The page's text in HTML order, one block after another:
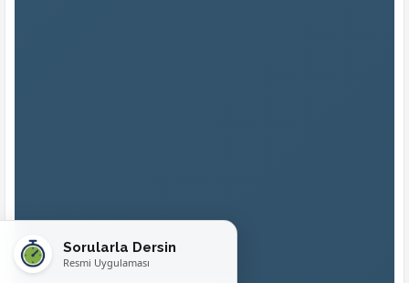
Sorularla Dersin
Resmi Uygulaması